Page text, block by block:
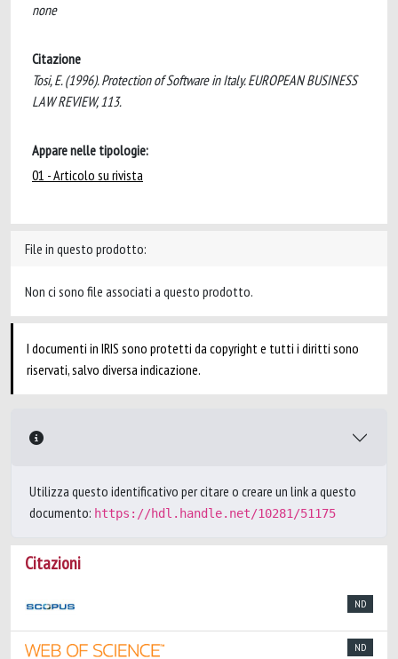
none
Citazione
Tosi, E. (1996). Protection of Software in Italy. EUROPEAN BUSINESS
LAW REVIEW, 113.
Appare nelle tipologie:
01 - Articolo su rivista
File in questo prodotto:
Non ci sono file associati a questo prodotto.
I documenti in IRIS sono protetti da copyright e tutti i diritti sono
riservati, salvo diversa indicazione.
Utilizza questo identificativo per citare o creare un link a questo
documento: https://hdl.handle.net/10281/51175
Citazioni
ND
ND